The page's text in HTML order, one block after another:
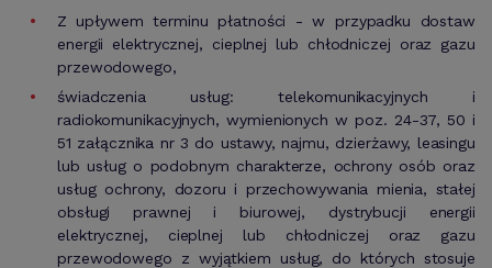
Z upływem terminu płatności - w przypadku dostaw
energii elektrycznej, cieplnej lub chłodniczej oraz gazu
przewodowego,
świadczenia usług: telekomunikacyjnych i
radiokomunikacyjnych, wymienionych w poz. 24-37, 50 i
51 załącznika nr 3 do ustawy, najmu, dzierżawy, leasingu
lub usług o podobnym charakterze, ochrony osób oraz
usług ochrony, dozoru i przechowywania mienia, stałej
obsługi prawnej i biurowej, dystrybucji energii
elektrycznej, cieplnej lub chłodniczej oraz gazu
przewodowego z wyjątkiem usług, do których stosuje